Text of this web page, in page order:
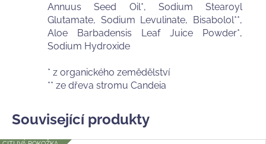
Annuus Seed Oil*, Sodium Stearoyl
Glutamate, Sodium Levulinate, Bisabolol**,
Aloe Barbadensis Leaf Juice Powder*,
Sodium Hydroxide
* z organického zemědělství
** ze dřeva stromu Candeia
Související produkty